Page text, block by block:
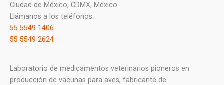
Ciudad de México, CDMX, México.
Llámanos a los teléfonos:
55 5549 1406
55 5549 2624
Laboratorio de medicamentos veterinarios pioneros en
producción de vacunas para aves, fabricante de